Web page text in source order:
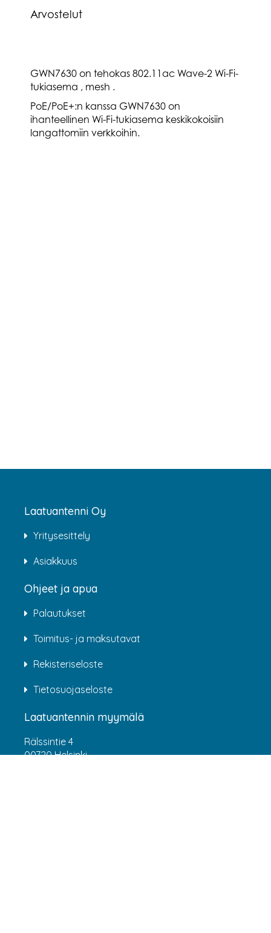
Arvostelut
GWN7630 on tehokas 802.11ac Wave-2 Wi-Fi-
tukiasema , mesh .
PoE/PoE+:n kanssa GWN7630 on
ihanteellinen Wi-Fi-tukiasema keskikokoisiin
langattomiin verkkoihin.
Laatuantenni Oy
Yritysesittely
Asiakkuus
Ohjeet ja apua
Palautukset
Toimitus- ja maksutavat
Rekisteriseloste
Tietosuojaseloste
Laatuantennin myymälä
Rälssintie 4
00720 Helsinki